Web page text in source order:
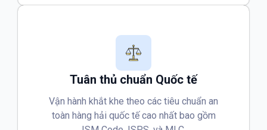
Tuân thủ chuẩn Quốc tế
Vận hành khắt khe theo các tiêu chuẩn an
toàn hàng hải quốc tế cao nhất bao gồm